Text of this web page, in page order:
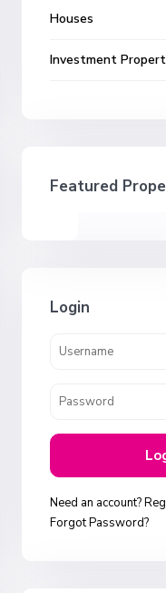
Houses
Investment
Featured
Login
Need an account?
Forgot Password?